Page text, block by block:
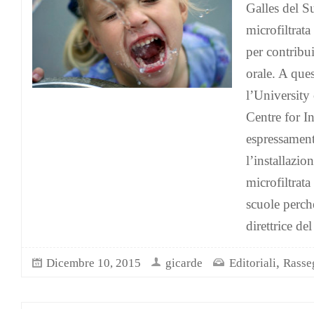
Galles del
microfiltrata
per
orale. A
l’University
Centre for
microfiltrata
scuole
direttrice
Dicembre 10, 2015 gicarde Editoriali,